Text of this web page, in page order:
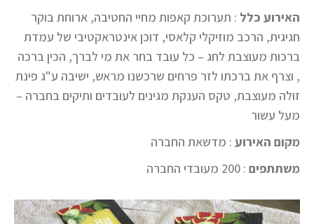
האירוע כלל : תערוכת קאפות מחיי החטיבה, ארוחת בוקר
חגיגית, הרכב מוזיקלי קלאסי, דוכן אינטראקטיבי של עמדת
ברכות מעוצבת לחג – כל עובד בחר את מי לברך, הכין ברכה
, וצרף את ברכתו לזר פרחים שרכשנו מראש, ישיבה ע"ג פינת
זולה מעוצבת, טקס הענקת מגינים לעובדים ותיקים בחברה –
מעל עשור
מקום האירוע : מדשאת החברה
משתתפים : 200 מעובדי החברה